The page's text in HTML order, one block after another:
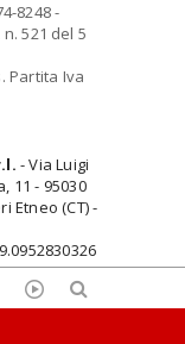
8248 -
521 del 5
. Partita Iva
- Via Luigi
11 - 95030
Etneo (CT) -